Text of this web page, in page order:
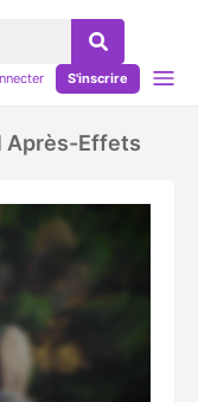
S'inscrire
Après-Effets